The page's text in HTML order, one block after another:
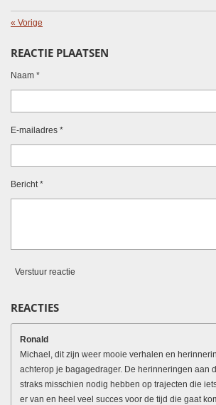
« Vorige
REACTIE PLAATSEN
Naam *
E-mailadres *
Bericht *
Verstuur reactie
REACTIES
Ronald
Michael, dit zijn weer mooie verhalen en
achterop je bagagedrager. De herinneringen aan
straks misschien nodig hebben op trajecten die
er van en heel veel succes voor de tijd die gaat